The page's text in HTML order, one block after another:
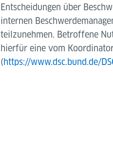
Entscheidungen über
internen
teilzunehmen. Betroffene
hierfür eine vom
(https://www.dsc.bund.de/